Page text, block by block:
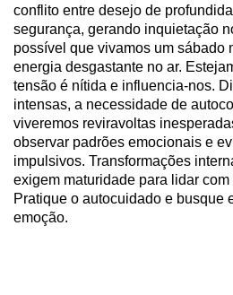
conflito entre desejo de
segurança, gerando inquietação
possível que vivamos um sábado
energia desgastante no ar.
tensão é nítida e influencia-nos.
intensas, a necessidade de
viveremos reviravoltas
observar padrões emocionais e
impulsivos. Transformações
exigem maturidade para lidar
Pratique o autocuidado e busque
emoção.